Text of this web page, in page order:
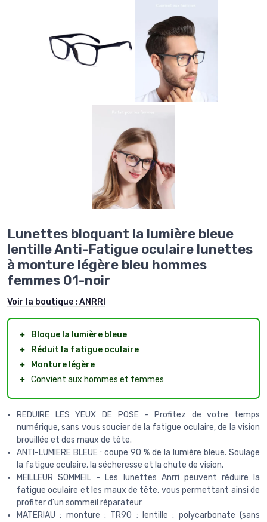
Lunettes bloquant la lumière bleue
lentille Anti-Fatigue oculaire lunettes
à monture légère bleu hommes
femmes 01-noir
Voir la boutique : ANRRI
＋
Bloque la lumière bleue
＋
Réduit la fatigue oculaire
＋
Monture légère
＋ Convient aux hommes et femmes
REDUIRE LES YEUX DE POSE - Profitez de votre temps
numérique, sans vous soucier de la fatigue oculaire, de la vision
brouillée et des maux de tête.
ANTI-LUMIERE BLEUE : coupe 90 % de la lumière bleue. Soulage
la fatigue oculaire, la sécheresse et la chute de vision.
MEILLEUR SOMMEIL - Les lunettes Anrri peuvent réduire la
fatigue oculaire et les maux de tête, vous permettant ainsi de
profiter d'un sommeil réparateur
MATERIAU : monture : TR90 ; lentille : polycarbonate (sans